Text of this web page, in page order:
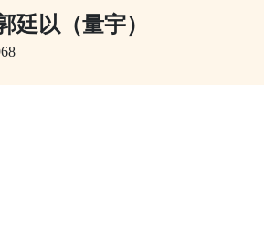
廷以（量宇）